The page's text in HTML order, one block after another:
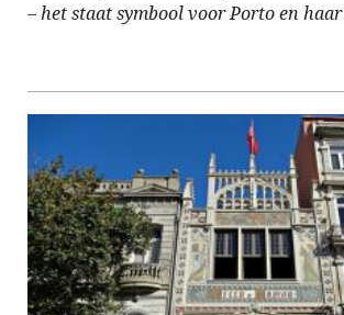
– het staat symbool voor Porto en